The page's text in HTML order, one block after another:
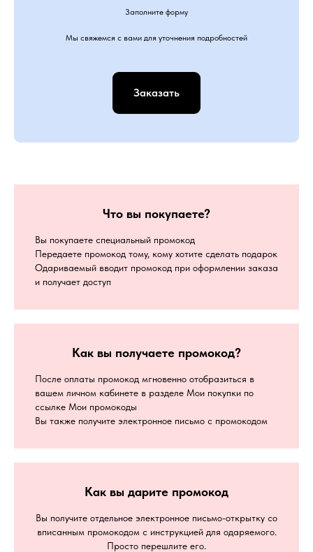
Заполните форму
Мы свяжемся с вами для уточнения подробностей
Заказать
Что вы покупаете?
Вы покупаете специальный промокод
Передаете промокод тому, кому хотите сделать подарок
Одариваемый вводит промокод при оформлении заказа
и получает доступ
Как вы получаете промокод?
После оплаты промокод мгновенно отобразиться в
вашем личном кабинете в разделе Мои покупки по
ссылке Мои промокоды
Вы также получите электронное письмо с промокодом
Как вы дарите промокод
Вы получите отдельное электронное письмо-открытку со
вписанным промокодом с инструкцией для одаряемого.
Просто перешлите его.